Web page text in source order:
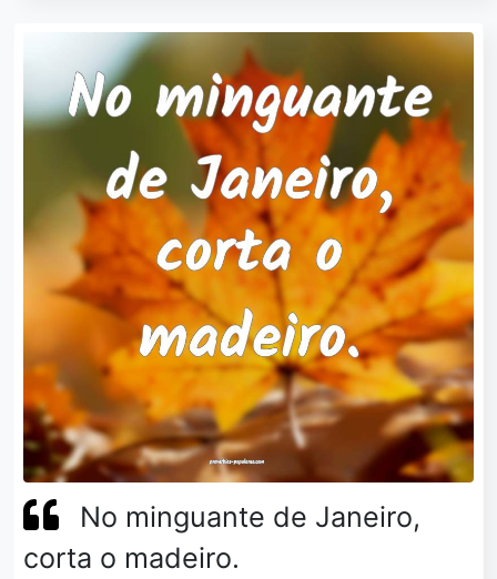
No minguante de Janeiro,
corta o madeiro.